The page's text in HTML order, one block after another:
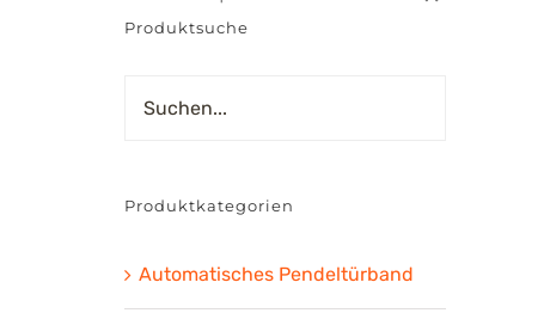
Produktsuche
Produktkategorien
Automatisches Pendeltürband